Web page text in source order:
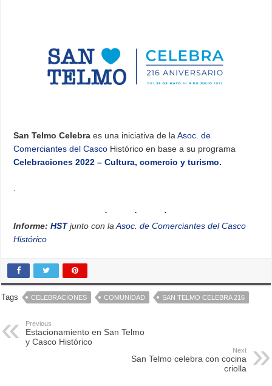
San Telmo Celebraes una iniciativa de laAsoc. de
Comerciantes del Casco Histórico en base a su programa
Celebraciones 2022 – Cultura, comercio y turismo.
Informe:HSTjunto con laAsoc. de Comerciantes del Casco
Histórico
Tags CELEBRACIONES COMUNIDAD SAN TELMO CELEBRA 216
Previous
Estacionamiento en San Telmo
y Casco Histórico
Next
San Telmo celebra con cocina
criolla